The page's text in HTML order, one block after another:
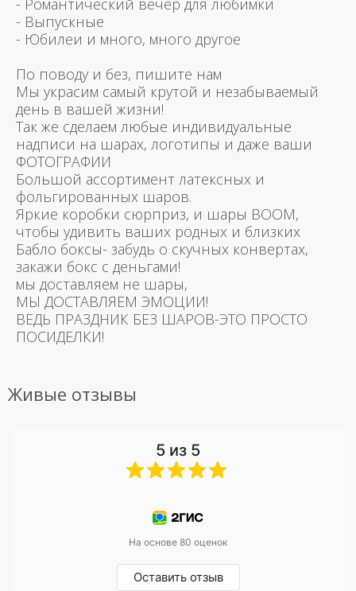
- Романтический вечер для любимки
- Выпускные
- Юбилеи и много, много другое
По поводу и без, пишите нам
Мы украсим самый крутой и незабываемый
день в вашей жизни!
Так же сделаем любые индивидуальные
надписи на шарах, логотипы и даже ваши
ФОТОГРАФИИ
Большой ассортимент латексных и
фольгированных шаров.
Яркие коробки сюрприз, и шары BOOM,
чтобы удивить ваших родных и близких
Бабло боксы- забудь о скучных конвертах,
закажи бокс с деньгами!
мы доставляем не шары,
МЫ ДОСТАВЛЯЕМ ЭМОЦИИ!
ВЕДЬ ПРАЗДНИК БЕЗ ШАРОВ-ЭТО ПРОСТО
ПОСИДЕЛКИ!
Живые отзывы
5 из 5
На основе 80 оценок
Оставить отзыв